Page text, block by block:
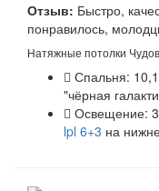
Отзыв: Быстро,
понравилось,
Натяжные потолки
Спальня:
"чёрная
Освещение: 3
lpl 6+3 на